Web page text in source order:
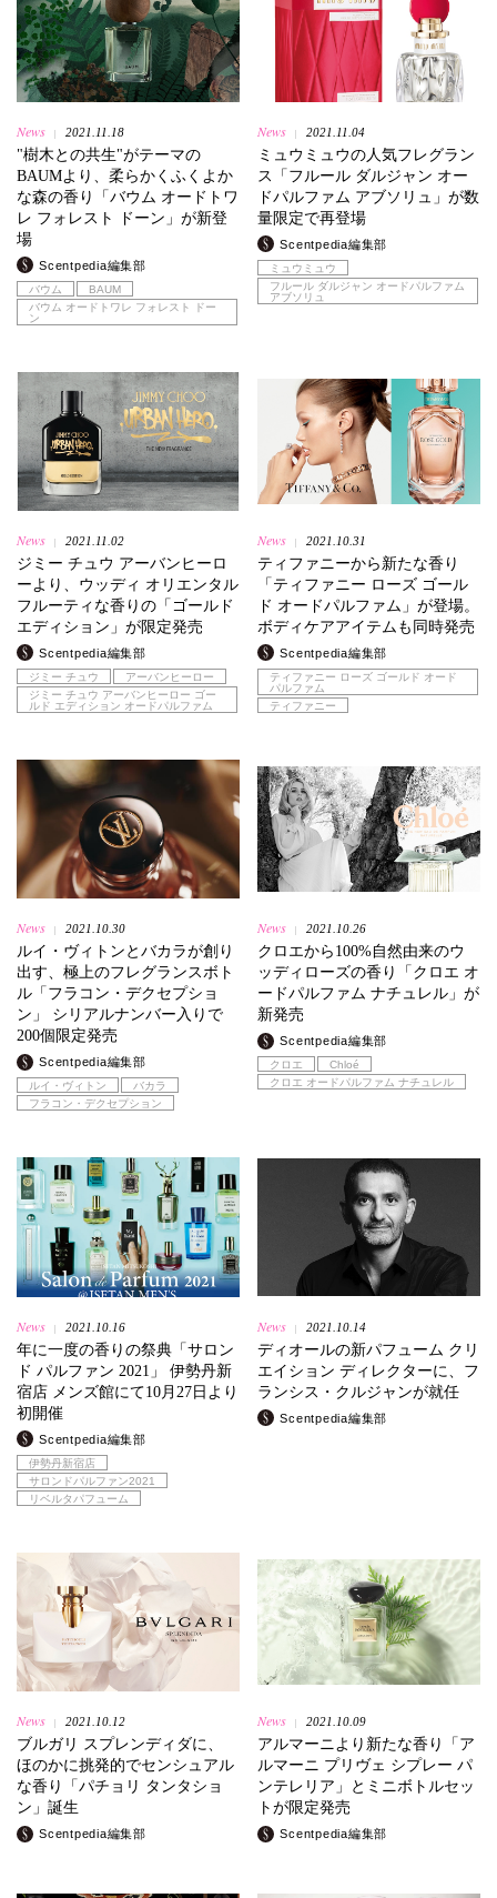
News | 2021.11.18
"樹木との共生"がテーマの
BAUMより、柔らかくふくよか
な森の香り「バウム オードトワ
レ フォレスト ドーン」が新登
場
Scentpedia編集部
バウム
BAUM
バウム オードトワレ フォレスト ドー
ン
News | 2021.11.04
ミュウミュウの人気フレグラン
ス「フルール ダルジャン オー
ドパルファム アブソリュ」が数
量限定で再登場
Scentpedia編集部
ミュウミュウ
フルール ダルジャン オードパルファム
アブソリュ
News 2021.11.02
ジミー チュウ アーバンヒーロ
ーより、ウッディ オリエンタル
フルーティな香りの「ゴールド
エディション」が限定発売
Scentpedia編集部
ジミー チュウ
アーバンヒーロー
ジミー チュウ アーバンヒーロー ゴー
ルド エディション オードパルファム
News 2021.10.31
ティファニーから新たな香り
「ティファニー ローズ ゴール
ド オードパルファム」が登場。
ボディケアアイテムも同時発売
Scentpedia編集部
ティファニー ローズ ゴールド オード
パルファム
ティファニー
News 2021.10.30
ルイ・ヴィトンとバカラが創り
出す、極上のフレグランスボト
ル「フラコン・デクセプショ
ン」 シリアルナンバー入りで
200個限定発売
Scentpedia編集部
ルイ・ヴィトン
バカラ
フラコン・デクセプション
News 2021.10.26
クロエから100%自然由来のウ
ッディローズの香り「クロエ オ
ードパルファム ナチュレル」が
新発売
Scentpedia編集部
クロエ
Chloé
クロエ オードパルファム ナチュレル
News 2021.10.16
年に一度の香りの祭典「サロン
ド パルファン 2021」 伊勢丹新
宿店 メンズ館にて10月27日より
初開催
Scentpedia編集部
伊勢丹新宿店
サロンドパルファン2021
リベルタパフューム
News 2021.10.14
ディオールの新パフューム クリ
エイション ディレクターに、フ
ランシス・クルジャンが就任
Scentpedia編集部
News 2021.10.12
ブルガリ スプレンディダに、
ほのかに挑発的でセンシュアル
な香り「パチョリ タンタショ
ン」誕生
Scentpedia編集部
News 2021.10.09
アルマーニより新たな香り「ア
ルマーニ プリヴェ シプレー パ
ンテレリア」とミニボトルセッ
トが限定発売
Scentpedia編集部